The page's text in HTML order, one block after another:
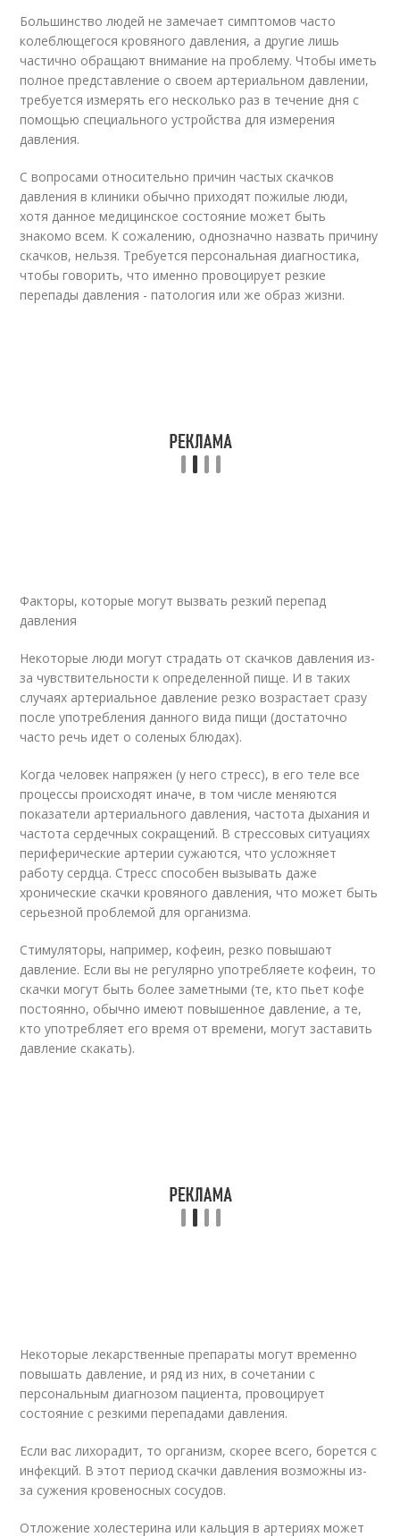
Большинство людей не замечает симптомов часто
колеблющегося кровяного давления, а другие лишь
частично обращают внимание на проблему. Чтобы иметь
полное представление о своем артериальном давлении,
требуется измерять его несколько раз в течение дня с
помощью специального устройства для измерения
давления.
С вопросами относительно причин частых скачков
давления в клиники обычно приходят пожилые люди,
хотя данное медицинское состояние может быть
знакомо всем. К сожалению, однозначно назвать причину
скачков, нельзя. Требуется персональная диагностика,
чтобы говорить, что именно провоцирует резкие
перепады давления - патология или же образ жизни.
Факторы, которые могут вызвать резкий перепад
давления
Некоторые люди могут страдать от скачков давления из-
за чувствительности к определенной пище. И в таких
случаях артериальное давление резко возрастает сразу
после употребления данного вида пищи (достаточно
часто речь идет о соленых блюдах).
Когда человек напряжен (у него стресс), в его теле все
процессы происходят иначе, в том числе меняются
показатели артериального давления, частота дыхания и
частота сердечных сокращений. В стрессовых ситуациях
периферические артерии сужаются, что усложняет
работу сердца. Стресс способен вызывать даже
хронические скачки кровяного давления, что может быть
серьезной проблемой для организма.
Стимуляторы, например, кофеин, резко повышают
давление. Если вы не регулярно употребляете кофеин, то
скачки могут быть более заметными (те, кто пьет кофе
постоянно, обычно имеют повышенное давление, а те,
кто употребляет его время от времени, могут заставить
давление скакать).
Некоторые лекарственные препараты могут временно
повышать давление, и ряд из них, в сочетании с
персональным диагнозом пациента, провоцирует
состояние с резкими перепадами давления.
Если вас лихорадит, то организм, скорее всего, борется с
инфекций. В этот период скачки давления возможны из-
за сужения кровеносных сосудов.
Отложение холестерина или кальция в артериях может